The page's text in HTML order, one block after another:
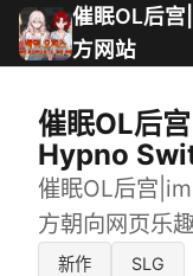
催眠OL后
方网站
催眠OL后
Hypno
催眠OL后宫
方朝向网页乐
新作 SLG